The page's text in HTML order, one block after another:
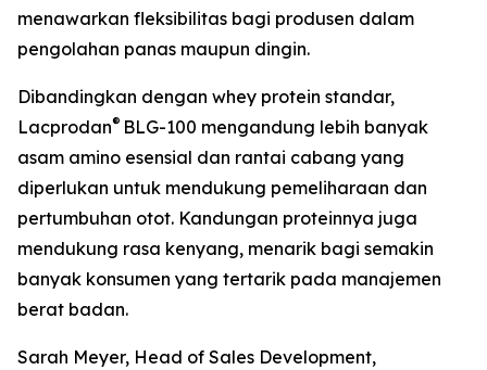
menawarkan fleksibilitas bagi produsen dalam
pengolahan panas maupun dingin.
Dibandingkan dengan whey protein standar,
Lacprodan® BLG-100 mengandung lebih banyak
asam amino esensial dan rantai cabang yang
diperlukan untuk mendukung pemeliharaan dan
pertumbuhan otot. Kandungan proteinnya juga
mendukung rasa kenyang, menarik bagi semakin
banyak konsumen yang tertarik pada manajemen
berat badan.
Sarah Meyer, Head of Sales Development,